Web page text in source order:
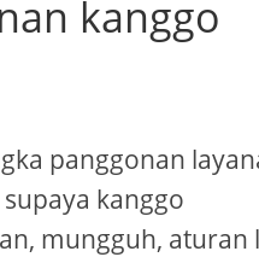
kanggo
panggonan
kanggo
mungguh, aturan